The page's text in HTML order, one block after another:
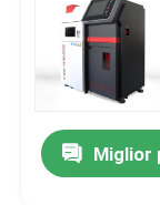
Miglior